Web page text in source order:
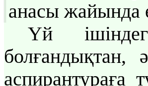
анасы жайында
Үй
болғандықтан,
аспирантураға